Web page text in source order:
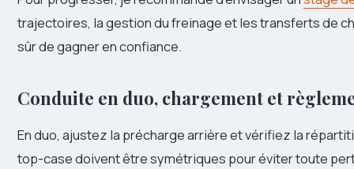
trajectoires, la gestion du freinage et les transferts de
sûr de gagner en confiance.
Conduite en duo, chargement et
En duo, ajustez la précharge arrière et vérifiez la
top-case doivent être symétriques pour éviter toute